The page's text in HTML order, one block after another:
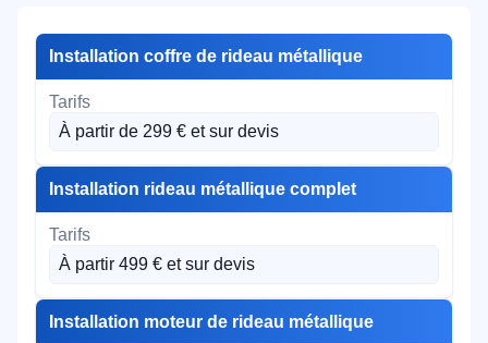
Installation coffre de rideau métallique
À partir de 299 € et sur devis
Installation rideau métallique complet
À partir 499 € et sur devis
Installation moteur de rideau métallique